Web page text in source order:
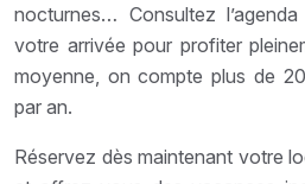
nocturnes… Consultez
votre arrivée pour profiter
moyenne, on compte plus de
par an.
Réservez dès maintenant votre